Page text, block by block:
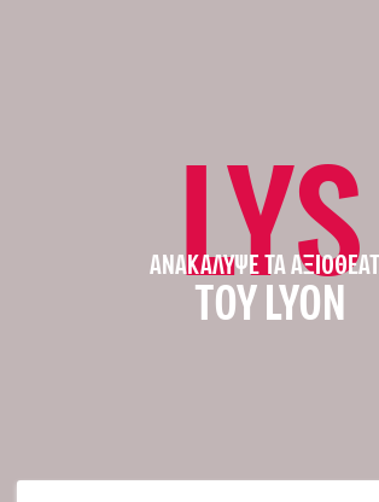
LYS
ΑΝΑΚΆΛΥΨΕ ΤΑ
ΤΟΥ LYON